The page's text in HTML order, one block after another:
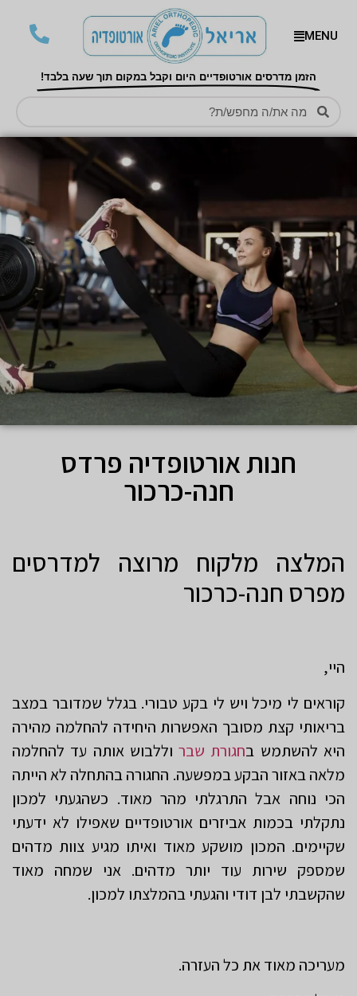
MENU
הזמן מדרסים אורטופדיים היום וקבל במקום תוך שעה בלבד!
חנות אורטופדיה פרדס
חנה-כרכור
המלצה מלקוח מרוצה למדרסים
מפרס חנה-כרכור
היי,
קוראים לי מיכל ויש לי בקע טבורי. בגלל שמדובר במצב
בריאותי קצת מסובך האפשרות היחידה להחלמה מהירה
היא להשתמש בחגורת שברוללבוש אותה עד להחלמה
מלאה באזור הבקע במפשעה. החגורה בהתחלה לא הייתה
הכי נוחה אבל התרגלתי מהר מאוד. כשהגעתי למכון
נתקלתי בכמות אביזרים אורטופדיים שאפילו לא ידעתי
שקיימים. המכון מושקע מאוד ואיתו מגיע צוות מדהים
שמספק שירות עוד יותר מדהים. אני שמחה מאוד
שהקשבתי לבן דודי והגעתי בהמלצתו למכון.
מעריכה מאוד את כל העזרה.